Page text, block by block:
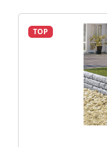
TOP